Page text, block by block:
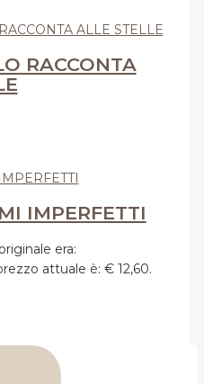
RACCONTA
IMPERFETTI
era:
attuale è: € 12,60.